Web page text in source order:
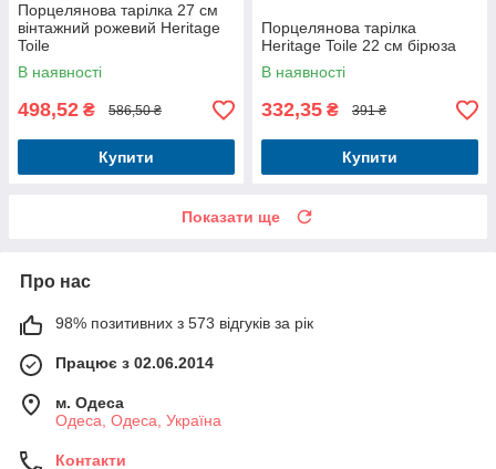
Порцелянова тарілка 27 см
вінтажний рожевий Heritage
Toile
В наявності
498,52 ₴ 586,50 ₴
Купити
Порцелянова тарілка
Heritage Toile 22 см бірюза
В наявності
332,35 ₴ 391 ₴
Купити
Показати ще
Про нас
98% позитивних з 573 відгуків за рік
Працює з 02.06.2014
м. Одеса
Одеса, Одеса, Україна
Контакти